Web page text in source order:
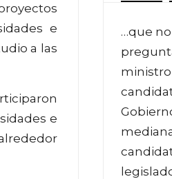
e
a las
e
…que
ministro